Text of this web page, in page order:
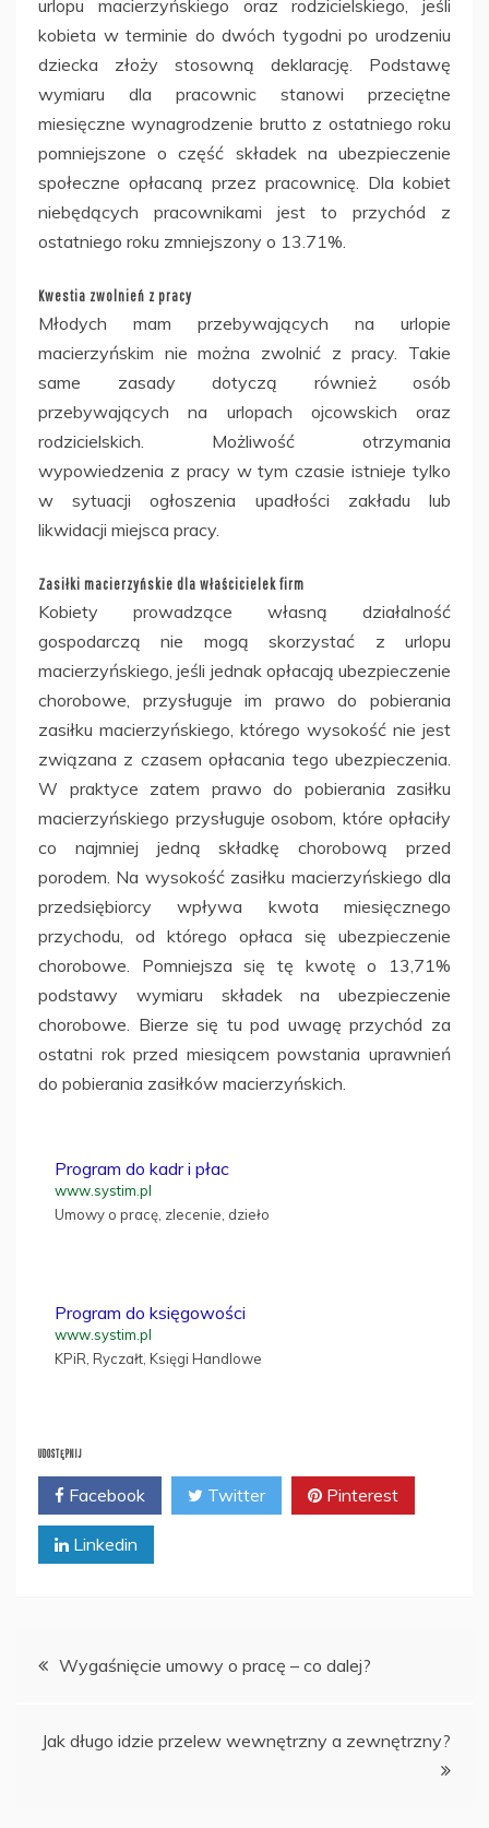
urlopu macierzyńskiego oraz rodzicielskiego, jeśli
kobieta w terminie do dwóch tygodni po urodzeniu
dziecka złoży stosowną deklarację. Podstawę
wymiaru dla pracownic stanowi przeciętne
miesięczne wynagrodzenie brutto z ostatniego roku
pomniejszone o część składek na ubezpieczenie
społeczne opłacaną przez pracownicę. Dla kobiet
niebędących pracownikami jest to przychód z
ostatniego roku zmniejszony o 13.71%.
Kwestia zwolnień z pracy
Młodych mam przebywających na urlopie
macierzyńskim nie można zwolnić z pracy. Takie
same zasady dotyczą również osób
przebywających na urlopach ojcowskich oraz
rodzicielskich. Możliwość otrzymania
wypowiedzenia z pracy w tym czasie istnieje tylko
w sytuacji ogłoszenia upadłości zakładu lub
likwidacji miejsca pracy.
Zasiłki macierzyńskie dla właścicielek firm
Kobiety prowadzące własną działalność
gospodarczą nie mogą skorzystać z urlopu
macierzyńskiego, jeśli jednak opłacają ubezpieczenie
chorobowe, przysługuje im prawo do pobierania
zasiłku macierzyńskiego, którego wysokość nie jest
związana z czasem opłacania tego ubezpieczenia.
W praktyce zatem prawo do pobierania zasiłku
macierzyńskiego przysługuje osobom, które opłaciły
co najmniej jedną składkę chorobową przed
porodem. Na wysokość zasiłku macierzyńskiego dla
przedsiębiorcy wpływa kwota miesięcznego
przychodu, od którego opłaca się ubezpieczenie
chorobowe. Pomniejsza się tę kwotę o 13,71%
podstawy wymiaru składek na ubezpieczenie
chorobowe. Bierze się tu pod uwagę przychód za
ostatni rok przed miesiącem powstania uprawnień
do pobierania zasiłków macierzyńskich.
Program do kadr i płac
www.systim.pl
Umowy o pracę, zlecenie, dzieło
Program do księgowości
www.systim.pl
KPiR, Ryczałt, Księgi Handlowe
UDOSTĘPNIJ
Facebook Twitter Pinterest
Linkedin
Nawigacja
Wygaśnięcie umowy o pracę – co dalej?
Jak długo idzie przelew wewnętrzny a zewnętrzny?